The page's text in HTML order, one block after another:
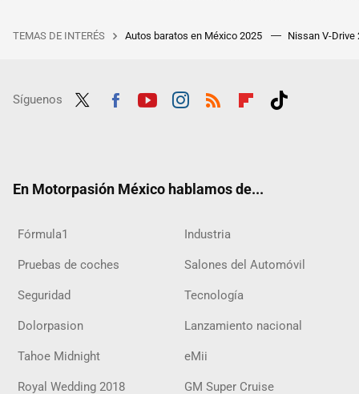
TEMAS DE INTERÉS Autos baratos en México 2025 Nissan V-Drive
Síguenos
En Motorpasión México hablamos de...
Fórmula1 Industria
Pruebas de coches Salones del Automóvil
Seguridad Tecnología
Dolorpasion Lanzamiento nacional
Tahoe Midnight eMii
Royal Wedding 2018 GM Super Cruise